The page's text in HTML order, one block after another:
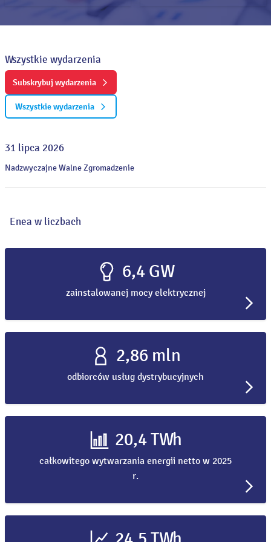
Wszystkie wydarzenia
Subskrybuj wydarzenia
Wszystkie wydarzenia
31 lipca 2026
Nadzwyczajne Walne Zgromadzenie
Enea w liczbach
6,4 GW
zainstalowanej mocy elektrycznej
2,86 mln
odbiorców usług dystrybucyjnych
20,4 TWh
całkowitego wytwarzania energii netto w 2025
r.